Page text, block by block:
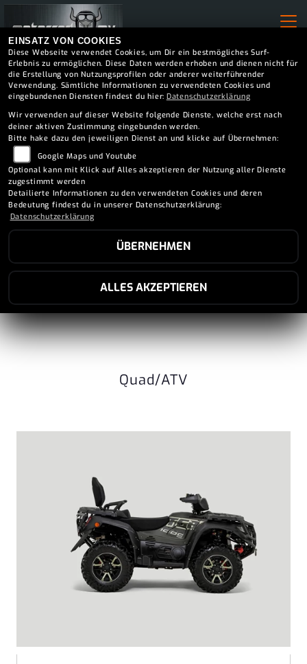
TGB MODELLE
TGB
Quad/ATV
EINSATZ VON COOKIES
Diese Webseite verwendet Cookies, um Dir ein bestmögliches Surf-
Erlebnis zu ermöglichen. Diese Daten werden erhoben und dienen nicht für
die Erstellung von Nutzungsprofilen oder anderer weiterführender
Verwendung. Sämtliche Informationen zu verwendeten Cookies und
eingebundenen Diensten findest du hier: Datenschutzerklärung
Wir verwenden auf dieser Website folgende Dienste, welche erst nach
deiner aktiven Zustimmung eingebunden werden.
Bitte hake dazu den jeweiligen Dienst an und klicke auf Übernehmen:
Google Maps und Youtube
Optional kann mit Klick auf Alles akzeptieren der Nutzung aller Dienste
zugestimmt werden
Detailierte Informationen zu den verwendeten Cookies und deren
Bedeutung findest du in unserer Datenschutzerklärung:
Datenschutzerklärung
ÜBERNEHMEN
ALLES AKZEPTIEREN